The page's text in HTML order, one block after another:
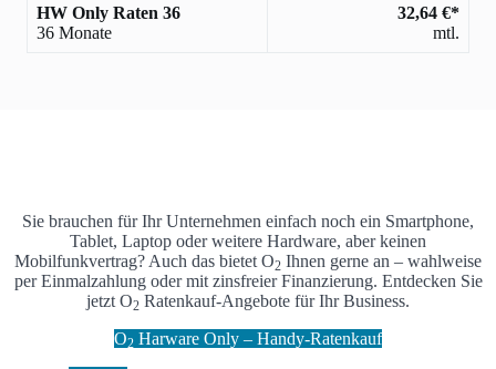
HW Only Raten 36
36 Monate
32,64 €*
mtl.
Sie brauchen für Ihr Unternehmen einfach noch ein Smartphone,
Tablet, Laptop oder weitere Hardware, aber keinen
Mobilfunkvertrag? Auch das bietet O2 Ihnen gerne an – wahlweise
per Einmalzahlung oder mit zinsfreier Finanzierung. Entdecken Sie
jetzt O2 Ratenkauf-Angebote für Ihr Business.
O2 Harware Only – Handy-Ratenkauf